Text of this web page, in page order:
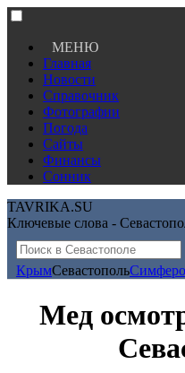
МЕНЮ
Главная
Новости
Справочник
Фотографии
Погода
Сайты
Финансы
Сонник
TAVRIKA.SU
Ключевые слова -
КрымСевастополь
Мед